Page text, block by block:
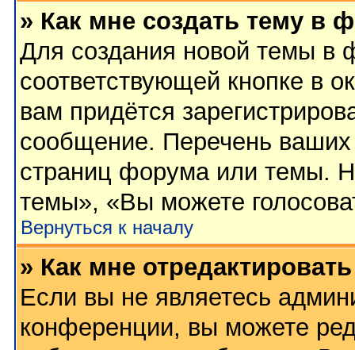
» Как мне создать тему в
Для создания новой темы в
соответствующей кнопке в
вам придётся
сообщение. Перечень ваших
страниц форума или темы.
темы», «Вы можете
Вернуться к началу
» Как мне
Если вы не являетесь
конференции, вы можете